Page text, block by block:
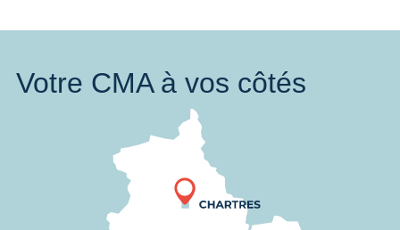
Votre CMA à vos côtés